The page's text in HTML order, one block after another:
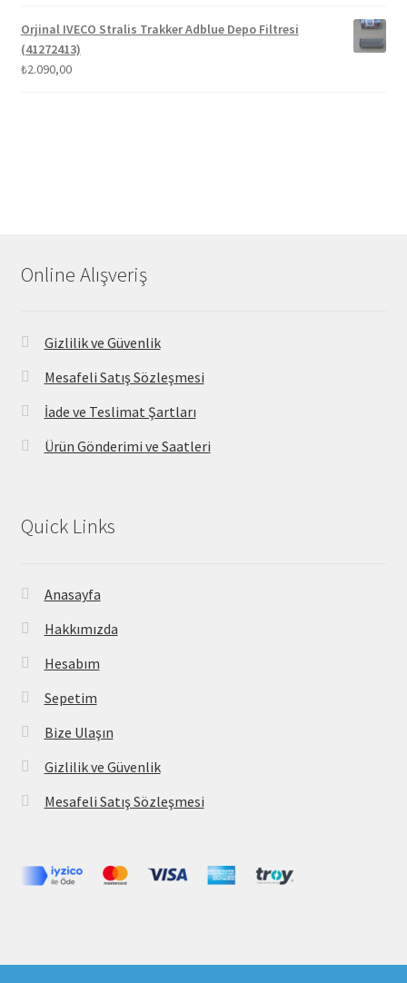
Orjinal IVECO Stralis Trakker Adblue Depo Filtresi
(41272413)
₺2.090,00
Online Alışveriş
Gizlilik ve Güvenlik
Mesafeli Satış Sözleşmesi
İade ve Teslimat Şartları
Ürün Gönderimi ve Saatleri
Quick Links
Anasayfa
Hakkımızda
Hesabım
Sepetim
Bize Ulaşın
Gizlilik ve Güvenlik
Mesafeli Satış Sözleşmesi